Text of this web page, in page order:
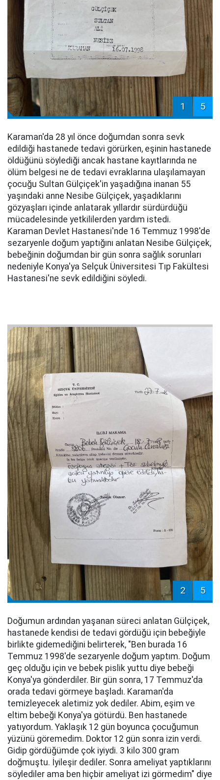
1 5
Karaman'da 28 yıl önce doğumdan sonra sevk
edildiği hastanede tedavi görürken, eşinin hastanede
öldüğünü söylediği ancak hastane kayıtlarında ne
ölüm belgesi ne de tedavi evraklarına ulaşılamayan
çocuğu Sultan Gülçiçek'in yaşadığına inanan 55
yaşındaki anne Nesibe Gülçiçek, yaşadıklarını
gözyaşları içinde anlatarak yıllardır sürdürdüğü
mücadelesinde yetkililerden yardım istedi.
Karaman Devlet Hastanesi'nde 16 Temmuz 1998'de
sezaryenle doğum yaptığını anlatan Nesibe Gülçiçek,
bebeğinin doğumdan bir gün sonra sağlık sorunları
nedeniyle Konya'ya Selçuk Üniversitesi Tıp Fakültesi
Hastanesi'ne sevk edildiğini söyledi.
2 5
Doğumun ardından yaşanan süreci anlatan Gülçiçek,
hastanede kendisi de tedavi gördüğü için bebeğiyle
birlikte gidemediğini belirterek, "Ben burada 16
Temmuz 1998'de sezaryenle doğum yaptım. Doğum
geç olduğu için ve bebek pislik yuttu diye bebeği
Konya'ya gönderdiler. Bir gün sonra, 17 Temmuz'da
orada tedavi görmeye başladı. Karaman'da
temizleyecek aletimiz yok dediler. Abim, eşim ve
eltim bebeği Konya'ya götürdü. Ben hastanede
yatıyordum. Yaklaşık 12 gün boyunca çocuğumun
yüzünü göremedim. Doktor 12 gün sonra izin verdi.
Gidip gördüğümde çok iyiydi. 3 kilo 300 gram
doğmuştu. İyileşir dediler. Sonra ameliyat yaptıklarını
söylediler ama ben hiçbir ameliyat izi görmedim" diye